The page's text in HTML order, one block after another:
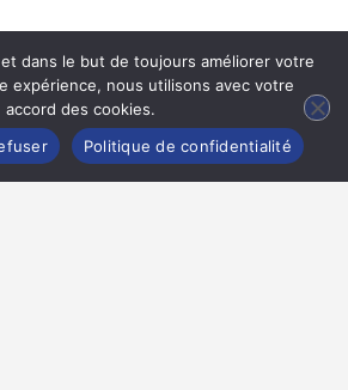
dans le but de toujours améliorer votre
expérience, nous utilisons avec votre
accord des cookies.
Politique de confidentialité